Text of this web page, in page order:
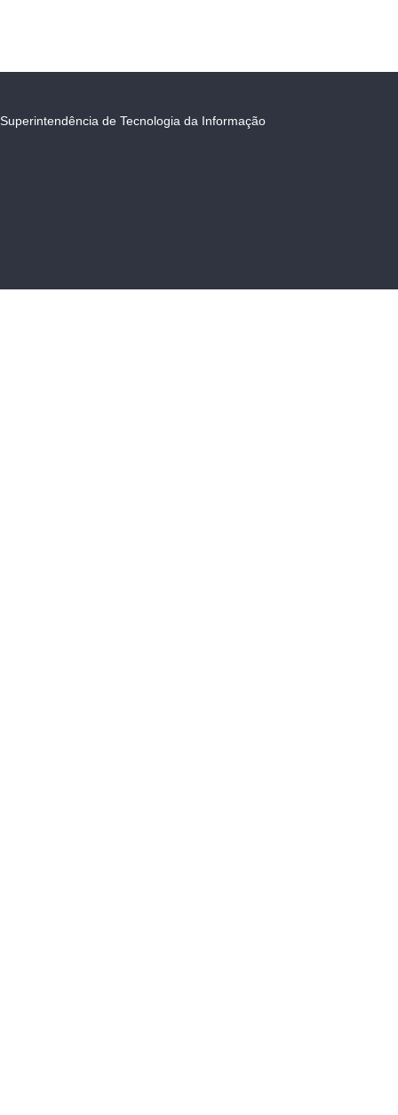
Superintendência de Tecnologia da Informação